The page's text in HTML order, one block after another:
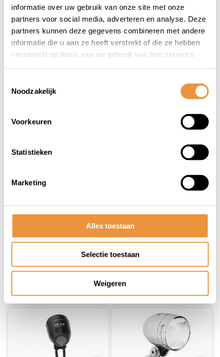
informatie over uw gebruik van onze site met onze
partners voor social media, adverteren en analyse. Deze
partners kunnen deze gegevens combineren met andere
informatie die u aan ze heeft verstrekt of die ze hebben
verzameld op basis van uw gebruik van hun services.
Noodzakelijk
Voorkeuren
Statistieken
Marketing
Alles toestaan
Selectie toestaan
Weigeren
XM High Beam voor
e-bike - 120/170 Lux
- zwart
Niet op voorraad
199,90
165,95
Myc E voor e-bike -
50 Lux - 6-42 Volt
Op voorraad
69,90
60,95
MÃ¼ller Lumotec
standlicht voor
naafdynamo - 50
MÃ¼lller IQ Eyc E voor
Niet op voorraad
74,90
65,95